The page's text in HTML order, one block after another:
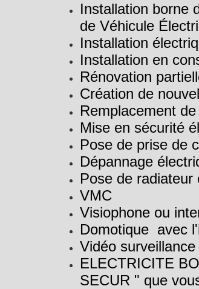
Installation borne
de Véhicule
Installation
Installation en
Rénovation
Création de
Remplacement
Mise en sécurité
Pose de prise de
Dépannage
Pose de radiateur
VMC
Visiophone ou
Domotique avec
Vidéo surveillance
ELECTRICITE
SECUR " que